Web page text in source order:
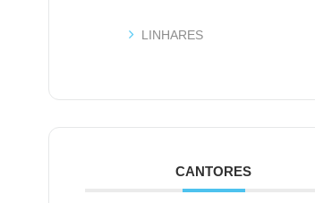
LINHARES
CANTORES